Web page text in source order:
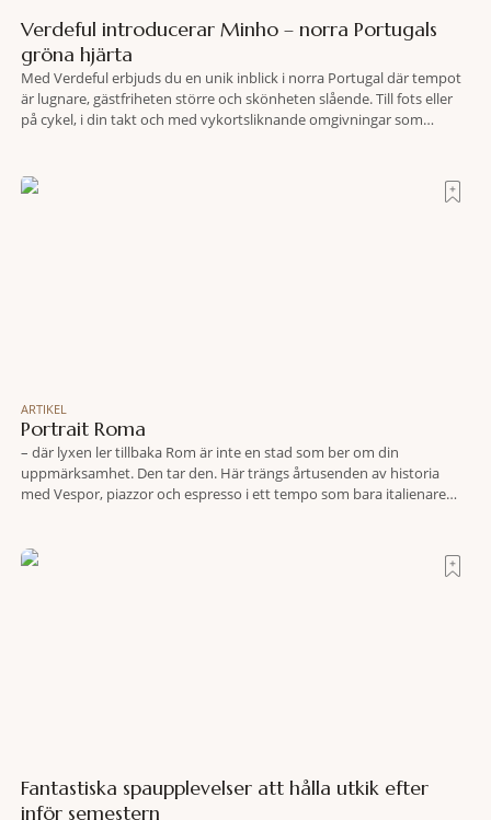
Verdeful introducerar Minho – norra Portugals
gröna hjärta
Med Verdeful erbjuds du en unik inblick i norra Portugal där tempot
är lugnare, gästfriheten större och skönheten slående. Till fots eller
på cykel, i din takt och med vykortsliknande omgivningar som
travel när det
ARTIKEL
Portrait Roma
– där lyxen ler tillbaka Rom är inte en stad som ber om din
uppmärksamhet. Den tar den. Här trängs årtusenden av historia
med Vespor, piazzor och espresso i ett tempo som bara italienare
Fantastiska spaupplevelser att hålla utkik efter
inför semestern